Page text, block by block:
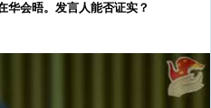
华会晤。发言人能否证实？